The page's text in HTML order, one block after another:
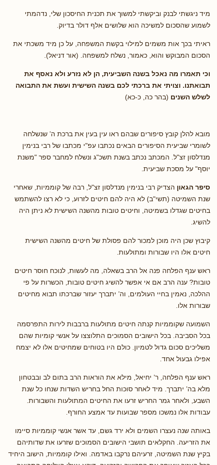
מיד ניגשתי לבנק וביקשתי למשוך את תכנית החיסכון שלי, נדהמתי
לשמוע שהסכום למשיכה הוא שלושים אלף דולר בדיוק.
ראיתי בכך אות משמים למילוי בקשת המשפחה, על כן מיד משכתי את
הסכום המבוקש והוא, כאמור, נשלח למשפחה. (אור דניאל).
וכי תאמרו מה נאכל בשנה השביעית, הן לא נזרע ולא נאסף את
תבואתנו. וצויתי את ברכתי לכם בשנה השישית ועשת את התבואה
לשלש השנים (בהר כה, כ-כא)
מובא להלן קובץ סיפורים שבהם ראו עין בעין את ברכת ה’ שנשלחה
לשומרי שביעית הסיפורים הבאים נכתבו עפ"י מכתבו של רבי בנימין
מנדלסון זצ"ל. המכתב נכתב בשנת תשכ"ג ונשלח למחבר ספר "משנת
יוסף" על מסכת שביעית.
סיפר הגאון הצדיק רבי בנימין מנדלסון זצ"ל, רבה של קוממיות, שאחרי
שנת השמיטה (תשי"ב) לא היה להם חיטים לזרוע, כי לא רצו להשתמש
בחיטים שגדלו בשמיטה, וחיטים טובות מהשנה השישית לא ניתן היה
להשיג.
קיבוץ שכן היה מוכן למכור להם פסולת של חיטים מהשנה השישית
חיטים אלו היו שבורות ומתולעות.
ראש ענף הפלחה פנה אל הרב בשאלה, מה לעשות, לנוכח חוסר חיטים
טובות? ענה הרב אם אי אפשר להשיג חיטים טובות, הכשרות על פי
ההלכה, נאמין בחיי העולמים, וה’ יתברך יעזור שברכתו תבוא מחיטים
שבורות אלו.
השמועה שקוממיות קנתה חיטים מתולעות ברבבות לירות התפרסמה
בכל הסביבה. בכל הישובים הסמוכים התלוצצו על אנשי קומיות שהם
משליכים סכום גדול לטמיון. כולם היו בטוחים שמחיטים אלו לא יצמח
אפילו גבעול אחד.
ראש ענף הפלחה, ר’ יחיאל, מילא את הוראות הרב בתום לב ובבטחון
מלא בה’ יתברך. מיד לאחר סוכות החל בחריש השדות שנחו כל שנת
השבע, ולאחר גמר החריש זרעו את החיטים המתולעות והשבורות.
עבודות אלו נמשכו מספר שבועות עד אמצע החורף.
באותה שנה נעצרו השמים ולא ירד גשם, עד אשר אנשי קוממיות סיימו
את הזריעה. החקלאים תושבי הישובים הסמוכים שזרעו את שדותיהם
בקיץ שנת השמיטה, זרעיהם נרקבו באדמה. ואילו קוממיות, הישוב היחיד